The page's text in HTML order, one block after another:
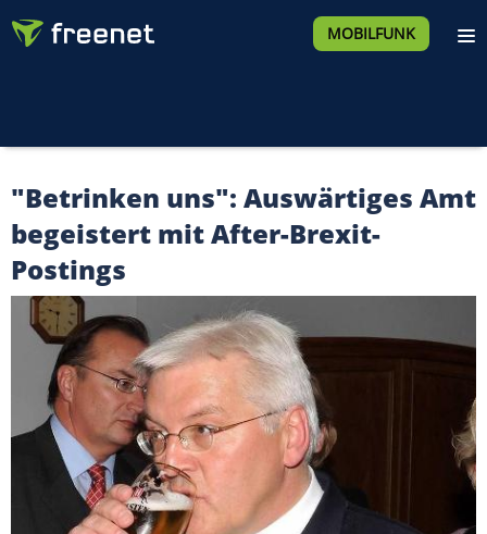
MOBILFUNK
"Betrinken uns": Auswärtiges Amt
begeistert mit After-Brexit-
Postings